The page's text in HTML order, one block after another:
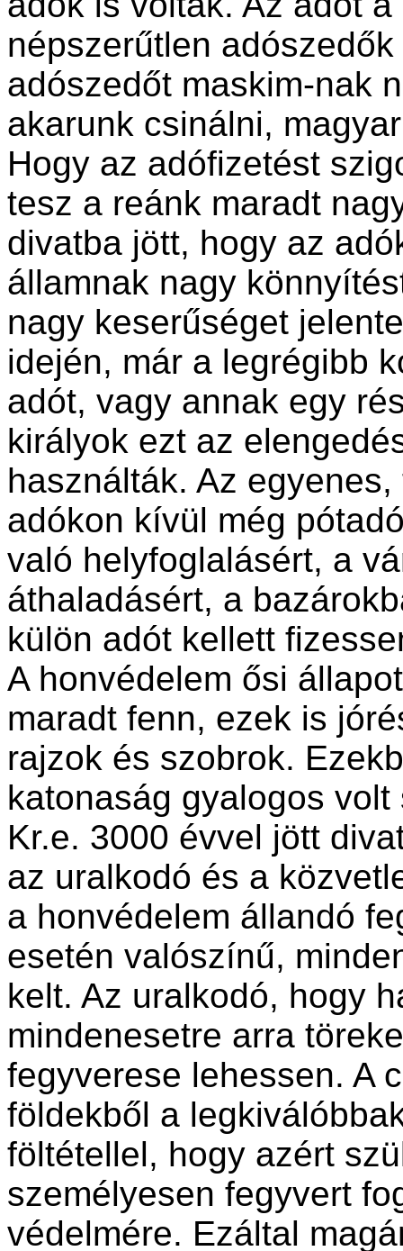
népszerűtlen
adószedőt maskim-nak
akarunk csinálni,
Hogy az adófizetést
tesz a reánk maradt
divatba jött, hogy az
államnak nagy
nagy keserűséget
idején, már a legrégibb
adót, vagy annak egy
királyok ezt az
használták. Az
adókon kívül még
való helyfoglalásért, a
áthaladásért, a
külön adót kellett
A honvédelem ősi
maradt fenn, ezek is
rajzok és szobrok.
katonaság gyalogos
Kr.e. 3000 évvel jött
az uralkodó és a
a honvédelem állandó
esetén valószínű,
kelt. Az uralkodó, hogy
mindenesetre arra
fegyverese lehessen. A
földekből a
föltétellel, hogy azért
személyesen fegyvert
védelmére. Ezáltal